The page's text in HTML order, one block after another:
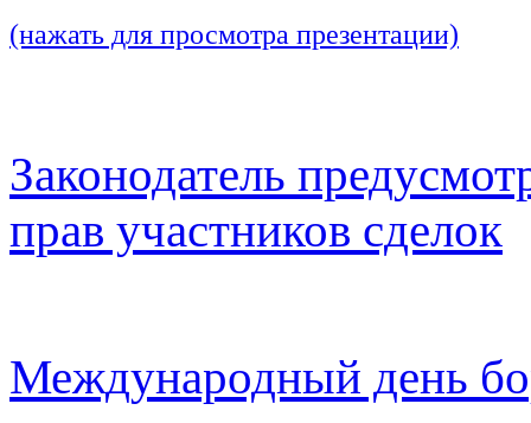
(нажать для просмотра презентации)
Законодатель
прав участников сделок
Международный день